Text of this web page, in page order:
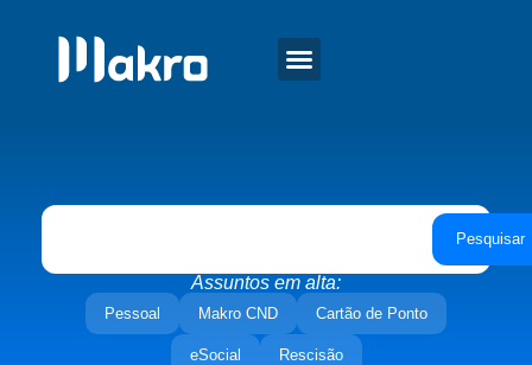
Pesquisar
Assuntos em alta:
Pessoal Makro CND Cartão de Ponto
eSocial Rescisão